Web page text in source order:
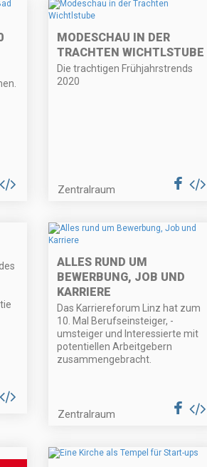
MODESCHAU IN DER
TRACHTEN WICHTLSTUBE
Die trachtigen Frühjahrstrends
2020
Zentralraum
ALLES RUND UM
BEWERBUNG, JOB UND
KARRIERE
Das Karriereforum Linz hat zum
10. Mal Berufseinsteiger, -
umsteiger und Interessierte mit
potentiellen Arbeitgebern
zusammengebracht.
Zentralraum